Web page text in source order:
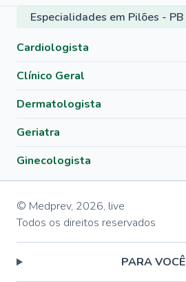
Especialidades em Pilões - PB
Cardiologista
Clínico Geral
Dermatologista
Geriatra
Ginecologista
© Medprev, 2026, live
Todos os direitos reservados
PARA VOCÊ